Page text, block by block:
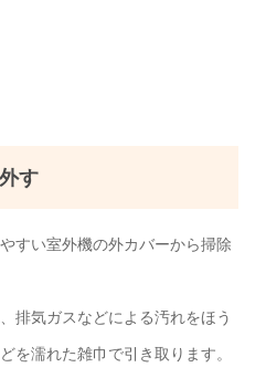
す
すい室外機の外カバーから掃除
排気ガスなどによる汚れをほう
を濡れた雑巾で引き取ります。